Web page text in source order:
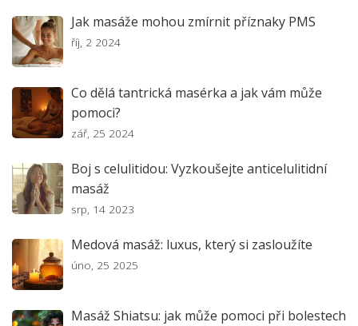
Jak masáže mohou zmírnit příznaky PMS
říj, 2 2024
Co dělá tantrická masérka a jak vám může
pomoci?
zář, 25 2024
Boj s celulitidou: Vyzkoušejte anticelulitidní
masáž
srp, 14 2023
Medová masáž: luxus, který si zasloužíte
úno, 25 2025
Masáž Shiatsu: jak může pomoci při bolestech